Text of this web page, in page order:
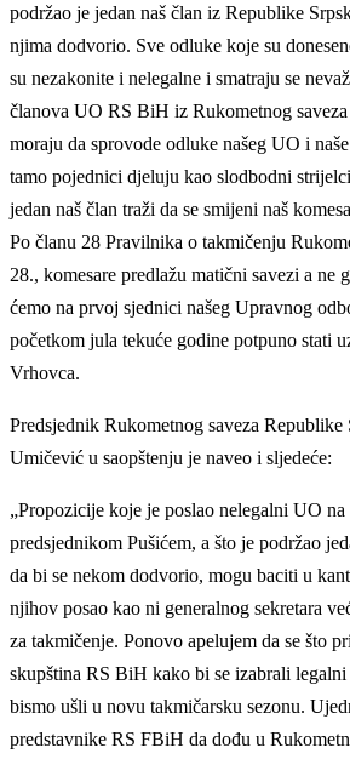
podržao je jedan naš član iz Republike
njima dodvorio. Sve odluke koje su
su nezakonite i nelegalne i smatraju se
članova UO RS BiH iz Rukometnog
moraju da sprovode odluke našeg UO i
tamo pojednici djeluju kao slodbodni
jedan naš član traži da se smijeni naš
Po članu 28 Pravilnika o takmičenju
28., komesare predlažu matični savezi a ne
ćemo na prvoj sjednici našeg Upravnog
početkom jula tekuće godine potpuno stati
Vrhovca.
Predsjednik Rukometnog saveza
Umičević u saopštenju je naveo i sljedeće:
„Propozicije koje je poslao nelegalni UO na
predsjednikom Pušićem, a što je podržao
da bi se nekom dodvorio, mogu baciti u
njihov posao kao ni generalnog sekretara
za takmičenje. Ponovo apelujem da se što
skupština RS BiH kako bi se izabrali
bismo ušli u novu takmičarsku sezonu.
predstavnike RS FBiH da dođu u